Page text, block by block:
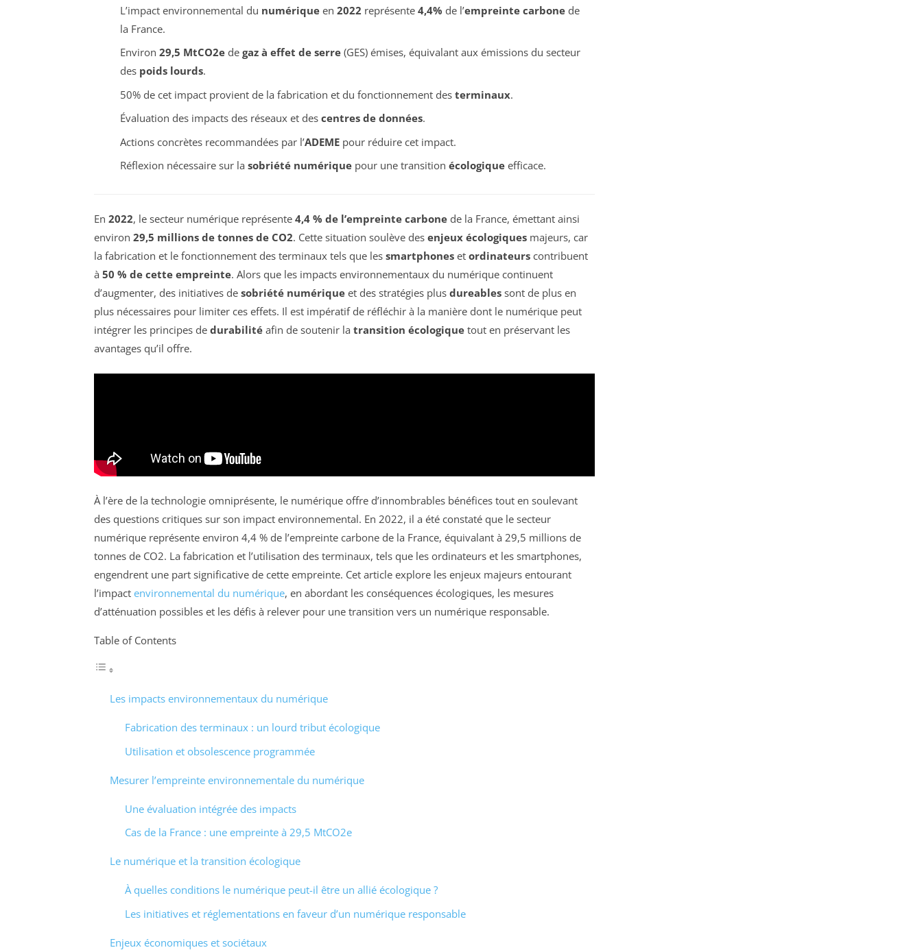
L’impact environnemental du numériqueen 2022 représente 4,4% de l’empreinte carbonede
la France.
Environ 29,5 MtCO2ede gaz à effet de serre(GES) émises, équivalant aux émissions du secteur
des poids lourds.
50% de cet impact provient de la fabrication et du fonctionnement des terminaux.
Évaluation des impacts des réseaux et des centres de données.
Actions concrètes recommandées par l’ADEMEpour réduire cet impact.
Réflexion nécessaire sur la sobriété numériquepour une transition écologiqueefficace.
En 2022, le secteur numérique représente 4,4 % de l’empreinte carbone de la France, émettant ainsi
environ 29,5 millions de tonnes de CO2. Cette situation soulève des enjeux écologiques majeurs, car
la fabrication et le fonctionnement des terminaux tels que les smartphones et ordinateurs contribuent
à 50 % de cette empreinte. Alors que les impacts environnementaux du numérique continuent
d’augmenter, des initiatives de sobriété numérique et des stratégies plus dureables sont de plus en
plus nécessaires pour limiter ces effets. Il est impératif de réfléchir à la manière dont le numérique peut
intégrer les principes de durabilité afin de soutenir la transition écologique tout en préservant les
avantages qu’il offre.
À l’ère de la technologie omniprésente, le numérique offre d’innombrables bénéfices tout en soulevant
des questions critiques sur son impact environnemental. En 2022, il a été constaté que le secteur
numérique représente environ 4,4 % de l’empreinte carbone de la France, équivalant à 29,5 millions de
tonnes de CO2. La fabrication et l’utilisation des terminaux, tels que les ordinateurs et les smartphones,
engendrent une part significative de cette empreinte. Cet article explore les enjeux majeurs entourant
l’impact environnemental du numérique, en abordant les conséquences écologiques, les mesures
d’atténuation possibles et les défis à relever pour une transition vers un numérique responsable.
Table of Contents
Les impacts environnementaux du numérique
Fabrication des terminaux : un lourd tribut écologique
Utilisation et obsolescence programmée
Mesurer l’empreinte environnementale du numérique
Une évaluation intégrée des impacts
Cas de la France : une empreinte à 29,5 MtCO2e
Le numérique et la transition écologique
À quelles conditions le numérique peut-il être un allié écologique ?
Les initiatives et réglementations en faveur d’un numérique responsable
Enjeux économiques et sociétaux